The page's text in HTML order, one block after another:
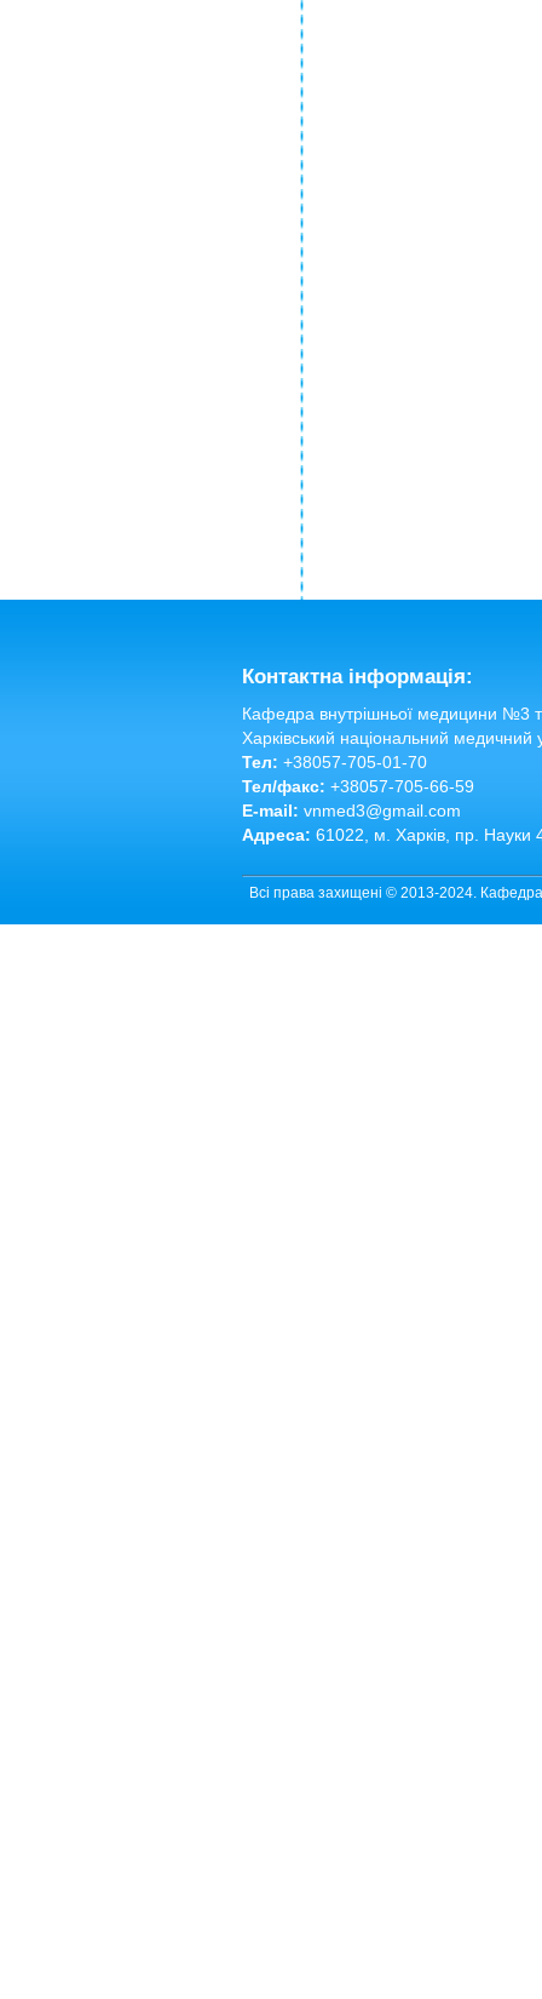
Контактна інформація:
Кафедра внутрішньої медицини №3
Харківський національний медичний
Тел: +38057-705-01-70
Тел/факс: +38057-705-66-59
E-mail: vnmed3@gmail.com
Адреса: 61022, м. Харків, пр. Науки
Всі права захищені © 2013-2024. Кафедра